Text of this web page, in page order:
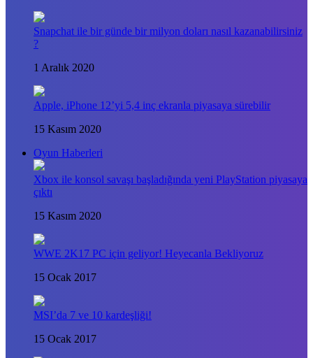
Snapchat ile bir günde bir milyon doları nasıl kazanabilirsiniz
?
1 Aralık 2020
Apple, iPhone 12’yi 5,4 inç ekranla piyasaya sürebilir
15 Kasım 2020
Oyun Haberleri
Xbox ile konsol savaşı başladığında yeni PlayStation piyasaya
çıktı
15 Kasım 2020
WWE 2K17 PC için geliyor! Heyecanla Bekliyoruz
15 Ocak 2017
MSI’da 7 ve 10 kardeşliği!
15 Ocak 2017